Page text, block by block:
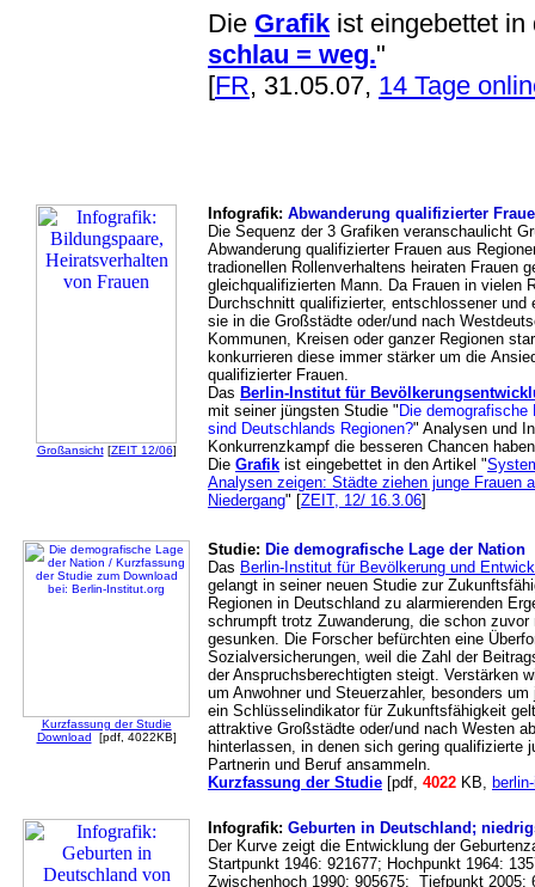
Die Grafik ist eingebettet in
schlau = weg."
[FR, 31.05.07, 14 Tage
Großansicht[ZEIT 12/06]
Infografik: Abwanderung qualifizierter
Die Sequenz der 3 Grafiken veranschaulicht
Abwanderung qualifizierter Frauen aus
tradionellen Rollenverhaltens heiraten Frauen
gleichqualifizierten Mann. Da Frauen in vielen
Durchschnitt qualifizierter, entschlossener und
sie in die Großstädte oder/und nach
Kommunen, Kreisen oder ganzer Regionen
konkurrieren diese immer stärker um die
qualifizierter Frauen.
Das Berlin-Institut für
mit seiner jüngsten Studie " Die
sind Deutschlands Regionen?" Analysen und
Konkurrenzkampf die besseren Chancen
Die Grafik ist eingebettet in den Artikel "
Analysen zeigen: Städte ziehen junge Frauen
Niedergang" [ZEIT, 12/ 16.3.06]
Kurzfassung der Studie
Download [pdf, 4022KB]
Studie: Die demografische Lage der Nation
Das Berlin-Institut für Bevölkerung und
gelangt in seiner neuen Studie zur
Regionen in Deutschland zu alarmierenden
schrumpft trotz Zuwanderung, die schon
gesunken. Die Forscher befürchten eine
Sozialversicherungen, weil die Zahl der
der Anspruchsberechtigten steigt. Verstärken
um Anwohner und Steuerzahler, besonders
ein Schlüsselindikator für Zukunftsfähigkeit
attraktive Großstädte oder/und nach Westen
hinterlassen, in denen sich gering qualifizierte
Partnerin und Beruf ansammeln.
Kurzfassung der Studie [pdf, 4022 KB,
Infografik: Geburten in Deutschland;
Der Kurve zeigt die Entwicklung der
Startpunkt 1946: 921677; Hochpunkt 1964:
Zwischenhoch 1990: 905675; Tiefpunkt 2005: